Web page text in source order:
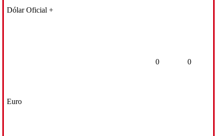
Dólar Oficial +
Euro
0 0